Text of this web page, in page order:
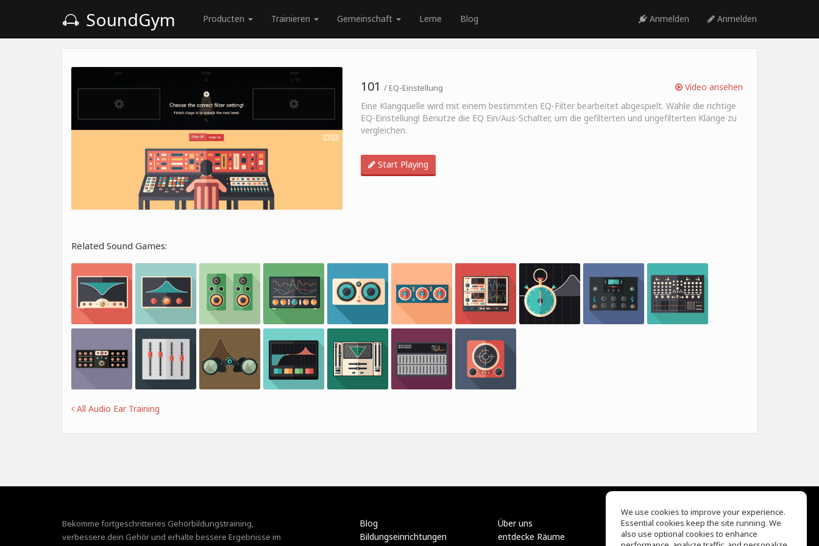
SoundGym Producten Trainieren Gemeinschaft Lerne Blog Anmelden Anmelden
Video ansehen
101 / EQ-Einstellung
Eine Klangquelle wird mit einem bestimmten EQ-Filter bearbeitet abgespielt. Wähle die richtige
EQ-Einstellung! Benutze die EQ Ein/Aus-Schalter, um die gefilterten und ungefilterten Klänge zu
vergleichen.
Start Playing
Related Sound Games:
All Audio Ear Training
Bekomme fortgeschrittenes Gehörbildungstraining,
verbessere dein Gehör und erhalte bessere Ergebnisse im
Blog
Bildungseinrichtungen
Über uns
entdecke Räume
EQ Ear Training
Drum Machine
We use cookies to improve your experience.
Essential cookies keep the site running. We
also use optional cookies to enhance